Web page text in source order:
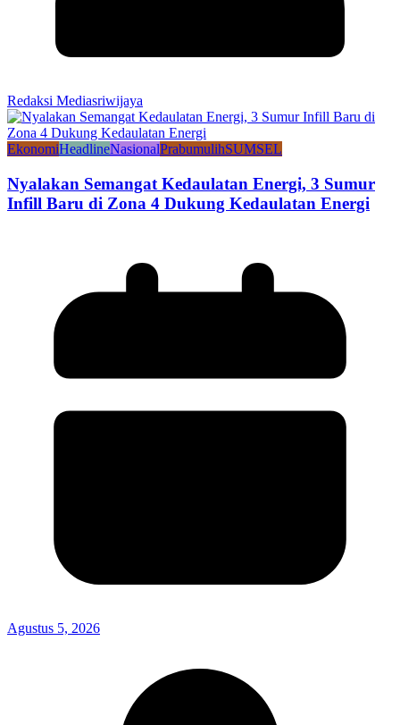
Redaksi Mediasriwijaya
EkonomiHeadlineNasionalPrabumulihSUMSEL
Nyalakan Semangat Kedaulatan Energi, 3 Sumur
Infill Baru di Zona 4 Dukung Kedaulatan Energi
Agustus 5, 2026